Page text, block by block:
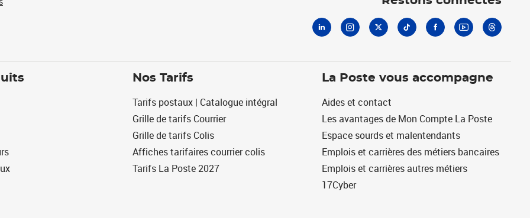
Nos Tarifs
Tarifs postaux | Catalogue intégral
Grille de tarifs Courrier
Grille de tarifs Colis
Affiches tarifaires courrier colis
Tarifs La Poste 2027
La Poste vous accompagne
Aides et contact
Les avantages de Mon Compte La Poste
Espace sourds et malentendants
Emplois et carrières des métiers bancaires
Emplois et carrières autres métiers
17Cyber